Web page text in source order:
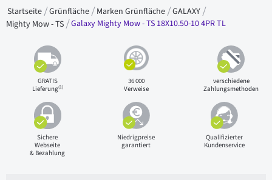
Startseite Grünfläche Marken Grünfläche GALAXY
Mighty Mow - TS Galaxy Mighty Mow - TS 18X10.50-10 4PR TL
GRATIS
Lieferung(1)
36 000
Verweise
verschiedene
Zahlungsmethoden
Sichere
Webseite
& Bezahlung
Niedrigpreise
garantiert
Qualifizierter
Kundenservice